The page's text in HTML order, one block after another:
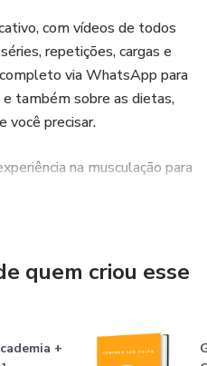
de TODOS os
e repetições para
seu corpo de uma vez por
com vídeos de todos
repetições, cargas e
via WhatsApp para
também sobre as dietas,
você precisar.
na musculação para
quem criou esse
+